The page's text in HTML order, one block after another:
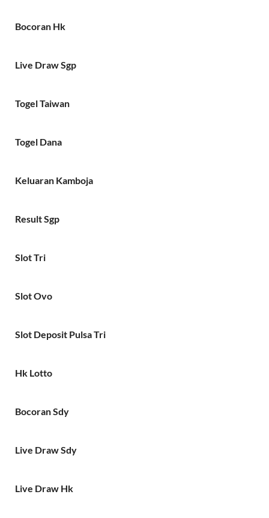
Bocoran Hk
Live Draw Sgp
Togel Taiwan
Togel Dana
Keluaran Kamboja
Result Sgp
Slot Tri
Slot Ovo
Slot Deposit Pulsa Tri
Hk Lotto
Bocoran Sdy
Live Draw Sdy
Live Draw Hk